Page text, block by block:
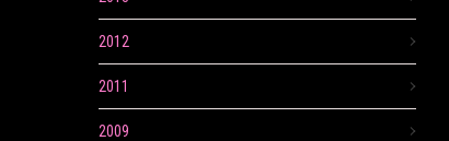
2012
2011
2009